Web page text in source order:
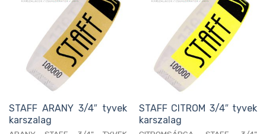
STAFF ARANY 3/4″ tyvek
karszalag
STAFF CITROM 3/4″ tyvek
karszalag